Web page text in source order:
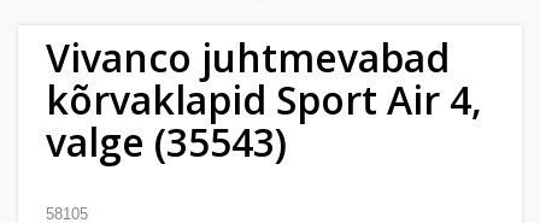
Vivanco juhtmevabad
kõrvaklapid Sport Air 4,
valge (35543)
58105
aed
Ilu